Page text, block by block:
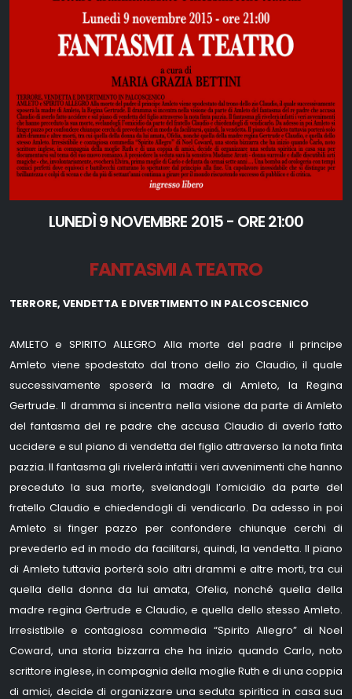
LUNEDÌ 9 NOVEMBRE 2015 - ORE 21:00
FANTASMI A TEATRO
TERRORE, VENDETTA E DIVERTIMENTO IN PALCOSCENICO
AMLETO e SPIRITO ALLEGRO Alla morte del padre il principe
Amleto viene spodestato dal trono dello zio Claudio, il quale
successivamente sposerà la madre di Amleto, la Regina
Gertrude. Il dramma si incentra nella visione da parte di Amleto
del fantasma del re padre che accusa Claudio di averlo fatto
uccidere e sul piano di vendetta del figlio attraverso la nota finta
pazzia. Il fantasma gli rivelerà infatti i veri avvenimenti che hanno
preceduto la sua morte, svelandogli l’omicidio da parte del
fratello Claudio e chiedendogli di vendicarlo. Da adesso in poi
Amleto si finger pazzo per confondere chiunque cerchi di
prevederlo ed in modo da facilitarsi, quindi, la vendetta. Il piano
di Amleto tuttavia porterà solo altri drammi e altre morti, tra cui
quella della donna da lui amata, Ofelia, nonché quella della
madre regina Gertrude e Claudio, e quella dello stesso Amleto.
Irresistibile e contagiosa commedia “Spirito Allegro” di Noel
Coward, una storia bizzarra che ha inizio quando Carlo, noto
scrittore inglese, in compagnia della moglie Ruth e di una coppia
di amici, decide di organizzare una seduta spiritica in casa sua